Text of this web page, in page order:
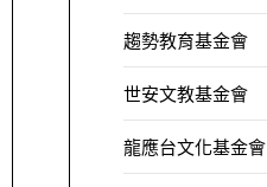
趨勢教育基金會
世安文教基金會
龍應台文化基金會